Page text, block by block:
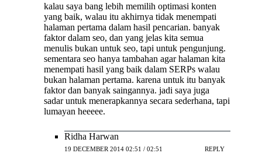
kalau saya bang lebih memilih optimasi konten
yang baik, walau itu akhirnya tidak menempati
halaman pertama dalam hasil pencarian. banyak
faktor dalam seo, dan yang jelas kita semua
menulis bukan untuk seo, tapi untuk pengunjung.
sementara seo hanya tambahan agar halaman kita
menempati hasil yang baik dalam SERPs walau
bukan halaman pertama. karena untuk itu banyak
faktor dan banyak saingannya. jadi saya juga
sadar untuk menerapkannya secara sederhana, tapi
lumayan heeeee.
Ridha Harwan
19 DECEMBER 2014 02:51 / 02:51 REPLY